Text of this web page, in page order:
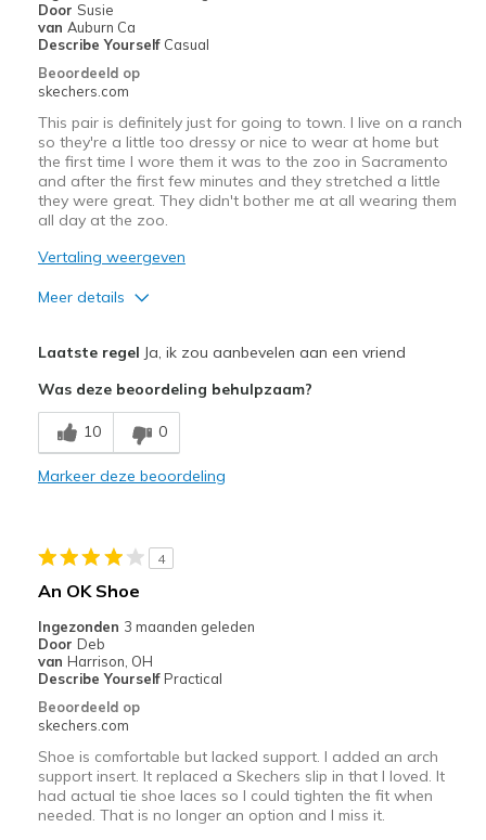
View On Shoes
Door Susie
van Auburn Ca
Describe Yourself Casual
Beoordeeld op
skechers.com
This pair is definitely just for going to town. I live on a ranch
so they're a little too dressy or nice to wear at home but
the first time I wore them it was to the zoo in Sacramento
and after the first few minutes and they stretched a little
they were great. They didn't bother me at all wearing them
all day at the zoo.
Vertaling weergeven
Meer details
Breathe Well
Comfortable
The first few minutes I had them on they were to
Beste toepassingen
Going Out
Width
Sizing
View On Shoes
Shoes are for Wearing
Laatste regel Ja, ik zou aanbevelen aan een vriend
Was deze beoordeling behulpzaam?
10 0
Markeer deze beoordeling
4
An OK Shoe
Ingezonden 3 maanden geleden
Door Deb
van Harrison, OH
Describe Yourself Practical
Beoordeeld op
skechers.com
Shoe is comfortable but lacked support. I added an arch
support insert. It replaced a Skechers slip in that I loved. It
had actual tie shoe laces so I could tighten the fit when
needed. That is no longer an option and I miss it.